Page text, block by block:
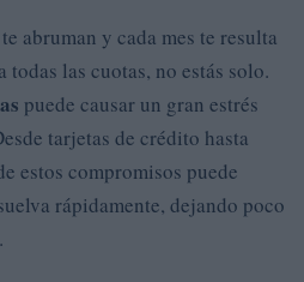
abruman y cada mes te resulta
las cuotas, no estás solo.
puede causar un gran estrés
tarjetas de crédito hasta
estos compromisos puede
rápidamente, dejando poco